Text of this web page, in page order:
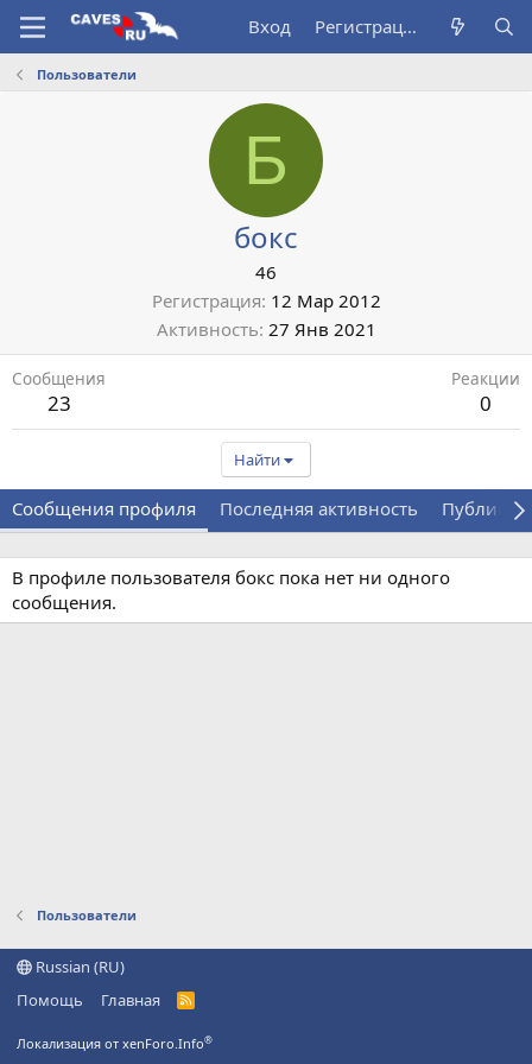
Вход Регистрация
Пользователи
Б
бокс
46
Регистрация 12 Мар 2012
Активность 27 Янв 2021
Сообщения
23
Реакции
0
Найти
Сообщения профиля Последняя активность
В профиле пользователя бокс пока нет ни одного
сообщения.
Пользователи
Russian (RU)
Помощь
Главная
R
Локализация от xenForo.Info®